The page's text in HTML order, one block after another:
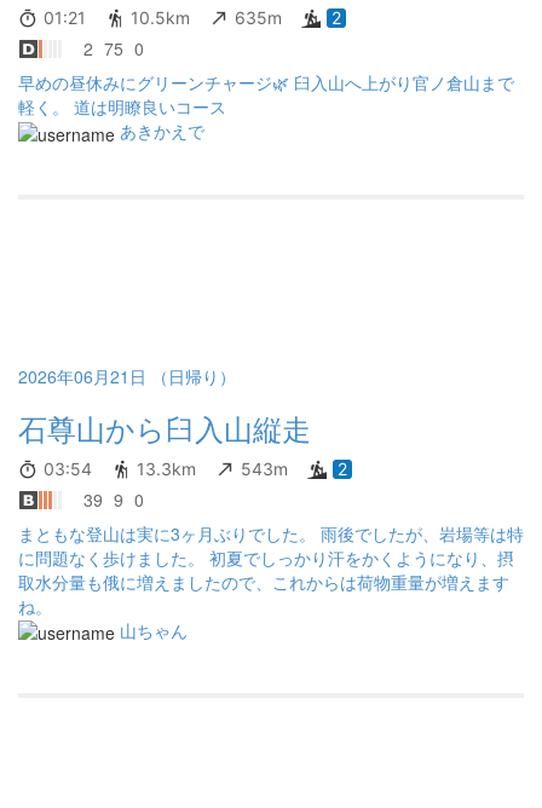
01:21 10.5km 635m 2
2 75 0
早めの昼休みにグリーンチャージ🌿 臼入山へ上がり官ノ倉山まで
軽く。 道は明瞭良いコース
あきかえで
2026年06月21日 （日帰り）
石尊山から臼入山縦走
03:54 13.3km 543m 2
39 9 0
まともな登山は実に3ヶ月ぶりでした。 雨後でしたが、岩場等は特
に問題なく歩けました。 初夏でしっかり汗をかくようになり、摂
取水分量も俄に増えましたので、これからは荷物重量が増えます
ね。
山ちゃん